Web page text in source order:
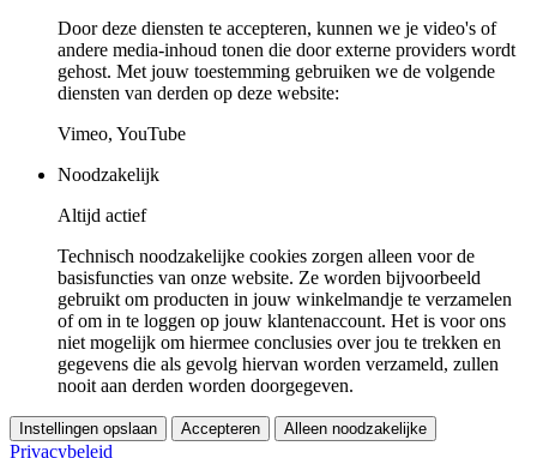
Door deze diensten te accepteren, kunnen we je video's of
andere media-inhoud tonen die door externe providers wordt
gehost. Met jouw toestemming gebruiken we de volgende
diensten van derden op deze website:
Vimeo, YouTube
Noodzakelijk
Altijd actief
Technisch noodzakelijke cookies zorgen alleen voor de
basisfuncties van onze website. Ze worden bijvoorbeeld
gebruikt om producten in jouw winkelmandje te verzamelen
of om in te loggen op jouw klantenaccount. Het is voor ons
niet mogelijk om hiermee conclusies over jou te trekken en
gegevens die als gevolg hiervan worden verzameld, zullen
nooit aan derden worden doorgegeven.
Instellingen opslaan Accepteren Alleen noodzakelijke
Privacybeleid